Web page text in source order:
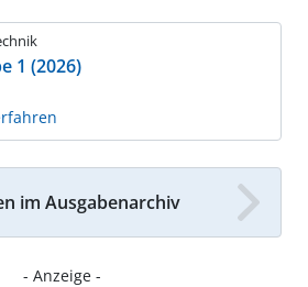
1 (2026)
im Ausgabenarchiv
- Anzeige -